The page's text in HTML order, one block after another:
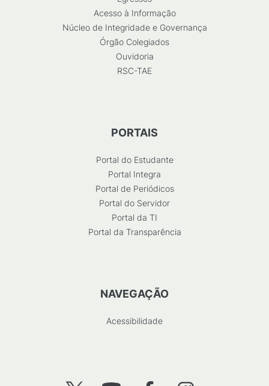
Acesso à Informação
Núcleo de Integridade e Governança
Órgão Colegiados
Ouvidoria
RSC-TAE
PORTAIS
Portal do Estudante
Portal Integra
Portal de Periódicos
Portal do Servidor
Portal da TI
Portal da Transparência
NAVEGAÇÃO
Acessibilidade